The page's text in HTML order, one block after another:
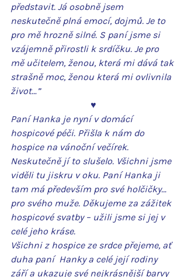
představit. Já osobně jsem
neskutečně plná emocí, dojmů. Je to
pro mě hrozně silné. S paní jsme si
vzájemně přirostli k srdíčku. Je pro
mě učitelem, ženou, která mi dává tak
strašně moc, ženou která mi ovlivnila
život…”
♥
Paní Hanka je nyní v domácí
hospicové péči. Přišla k nám do
hospice na vánoční večírek.
Neskutečně jí to slušelo. Všichni jsme
viděli tu jiskru v oku. Paní Hanka ji
tam má především pro své holčičky…
pro svého muže. Děkujeme za zážitek
hospicové svatby – užili jsme si jej v
celé jeho kráse.
Všichni z hospice ze srdce přejeme, ať
duha paní  Hanky a celé její rodiny
září a ukazuje své nejkrásnější barvy